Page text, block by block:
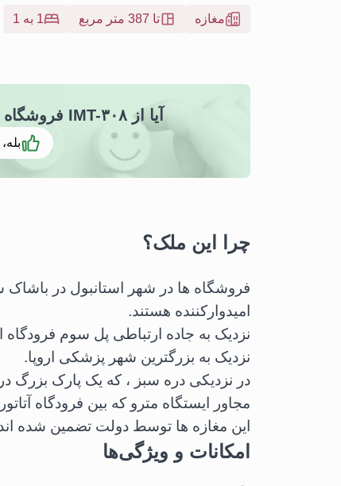
مغازه تا 387 متر مربع 1 به 1
آیا از IMT-۳۰۸ فروشگاه های میدان باشاک شهریر خوشتان آمد
چرا این ملک؟
فروشگاه ها در شهر استانبول در باشاک
امیدوارکننده هستند.
نزدیک به جاده ارتباطی پل سوم فرودگاه
نزدیک به بزرگترین شهر پزشکی اروپا.
در نزدیکی دره سبز ، که یک پارک بزرگ
مجاور ایستگاه مترو که بین فرودگاه
این مغازه ها توسط دولت تضمین شده
امکانات و ویژگی‌ها